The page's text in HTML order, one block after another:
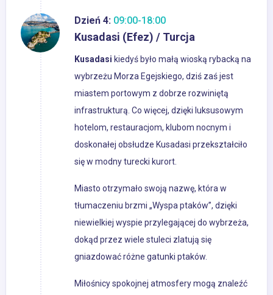
Dzień 4: 09:00-18:00
Kusadasi (Efez) / Turcja
Kusadasi kiedyś było małą wioską rybacką na
wybrzeżu Morza Egejskiego, dziś zaś jest
miastem portowym z dobrze rozwiniętą
infrastrukturą. Co więcej, dzięki luksusowym
hotelom, restauracjom, klubom nocnym i
doskonałej obsłudze Kusadasi przekształciło
się w modny turecki kurort.
Miasto otrzymało swoją nazwę, która w
tłumaczeniu brzmi „Wyspa ptaków”, dzięki
niewielkiej wyspie przylegającej do wybrzeża,
dokąd przez wiele stuleci zlatują się
gniazdować różne gatunki ptaków.
Miłośnicy spokojnej atmosfery mogą znaleźć